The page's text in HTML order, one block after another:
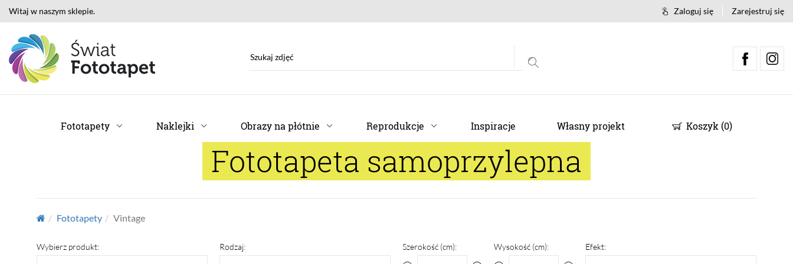
Witaj w naszym sklepie. Zaloguj się Zarejestruj się
Fototapety Naklejki Obrazy na płótnie Reprodukcje Inspiracje Własny projekt Koszyk (0)
Fototapeta samoprzylepna
Fototapety Vintage
Wybierz produkt:
Rodzaj:
Szerokość (cm): Wysokość (cm):
Efekt: